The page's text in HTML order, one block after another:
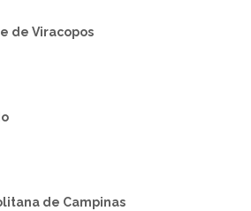
de Viracopos
de Campinas